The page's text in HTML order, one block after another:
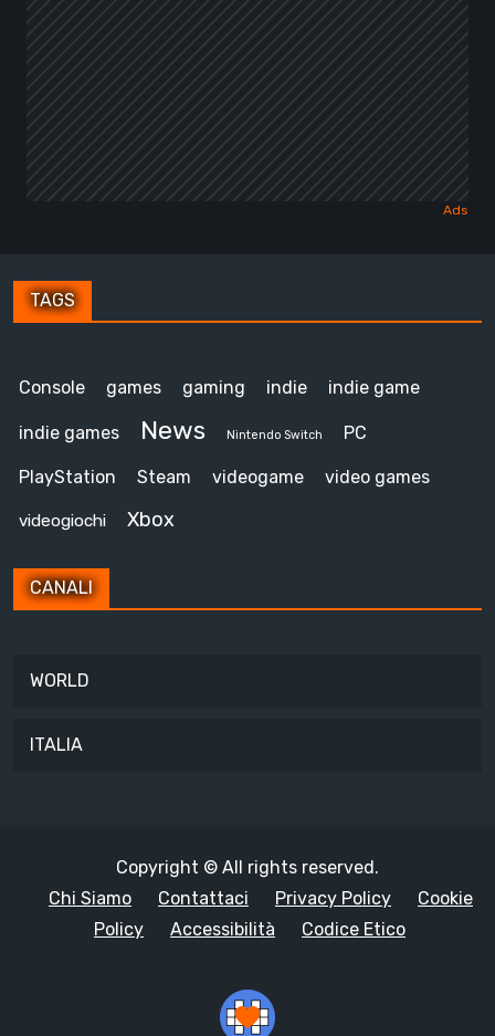
TAGS
Console games gaming indie indie game
indie games News Nintendo Switch PC
PlayStation Steam videogame video games
videogiochi Xbox
CANALI
WORLD
ITALIA
Copyright © All rights reserved.
Chi Siamo
Contattaci Privacy Policy
Cookie
Policy
Accessibilità Codice Etico